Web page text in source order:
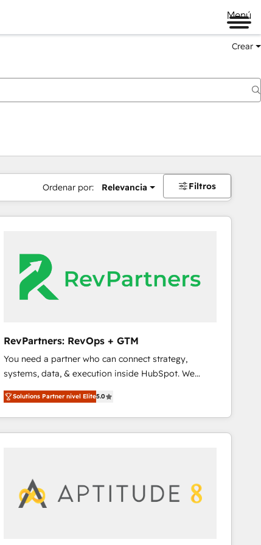
Menú
Crear
Ordenar por: Relevancia Filtros
RevPartners: RevOps + GTM
You need a partner who can connect strategy,
systems, data, & execution inside HubSpot. We
bridge the gap where most agencies fall short by
combining GTM strategy with technical execution to
solve the right problem with the right solution. As the
only firm in the world to hold Elite Partner
market execution. Why B2B Businesses Choose RP: -
Secure: Soc2 compliant 🛡️ - Pricing: Implementations
Solutions Partner nivel Elite5.0